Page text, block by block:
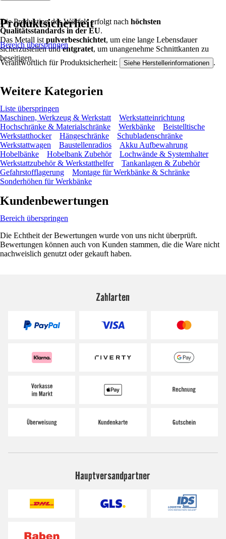
Die Produktion des Würfels erfolgt nach höchsten
Qualitätsstandards in der EU.
Das Metall ist pulverbeschichtet, um eine lange Lebensdauer
sicherzustellen undentgratet, um unangenehme Schnittkanten zu
beseitigen.
Produktsicherheit
Bereich überspringen
Verantwortlich für Produktsicherheit: Siehe Herstellerinformationen .
Weitere Kategorien
Liste überspringen
Maschinen, Werkzeug & Werkstatt
Werkstatteinrichtung
Hochschränke & Materialschränke
Werkbänke
Beistelltische
Werkstatthocker
Hängeschränke
Schubladenschränke
Werkstattwagen
Baustellenradios
Akku Aufbewahrung
Hobelbänke
Hobelbank Zubehör
Lochwände & Systemhalter
Werkstattzubehör & Werkstatthelfer
Tankanlagen & Zubehör
Gefahrstofflagerung
Montage für Werkbänke & Schränke
Sonderhöhen für Werkbänke
Kundenbewertungen
Bereich überspringen
Die Echtheit der Bewertungen wurde von uns nicht überprüft.
Bewertungen können auch von Kunden stammen, die die Ware nicht
nachweislich genutzt oder gekauft haben.
Zahlarten
Hauptversandpartner